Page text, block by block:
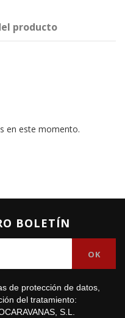
producto
en este momento.
BOLETÍN
de protección de datos,
del tratamiento:
S.L.